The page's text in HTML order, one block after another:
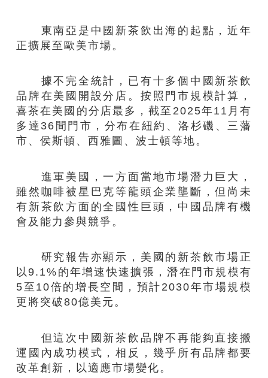
東南亞是中國新茶飲出海的起點，近年
正擴展至歐美市場。
據不完全統計，已有十多個中國新茶飲
品牌在美國開設分店。按照門市規模計算，
喜茶在美國的分店最多，截至2025年11月有
多達36間門市，分布在紐約、洛杉磯、三藩
市、侯斯頓、西雅圖、波士頓等地。
進軍美國，一方面當地市場潛力巨大，
雖然咖啡被星巴克等龍頭企業壟斷，但尚未
有新茶飲方面的全國性巨頭，中國品牌有機
會及能力參與競爭。
研究報告亦顯示，美國的新茶飲市場正
以9.1%的年增速快速擴張，潛在門市規模有
5至10倍的增長空間，預計2030年市場規模
更將突破80億美元。
但這次中國新茶飲品牌不再能夠直接搬
運國內成功模式，相反，幾乎所有品牌都要
改革創新，以適應市場變化。